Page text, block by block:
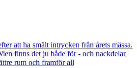
att ha smält intrycken från årets mässa.
finns det ju både för - och nackdelar
rum och framför all